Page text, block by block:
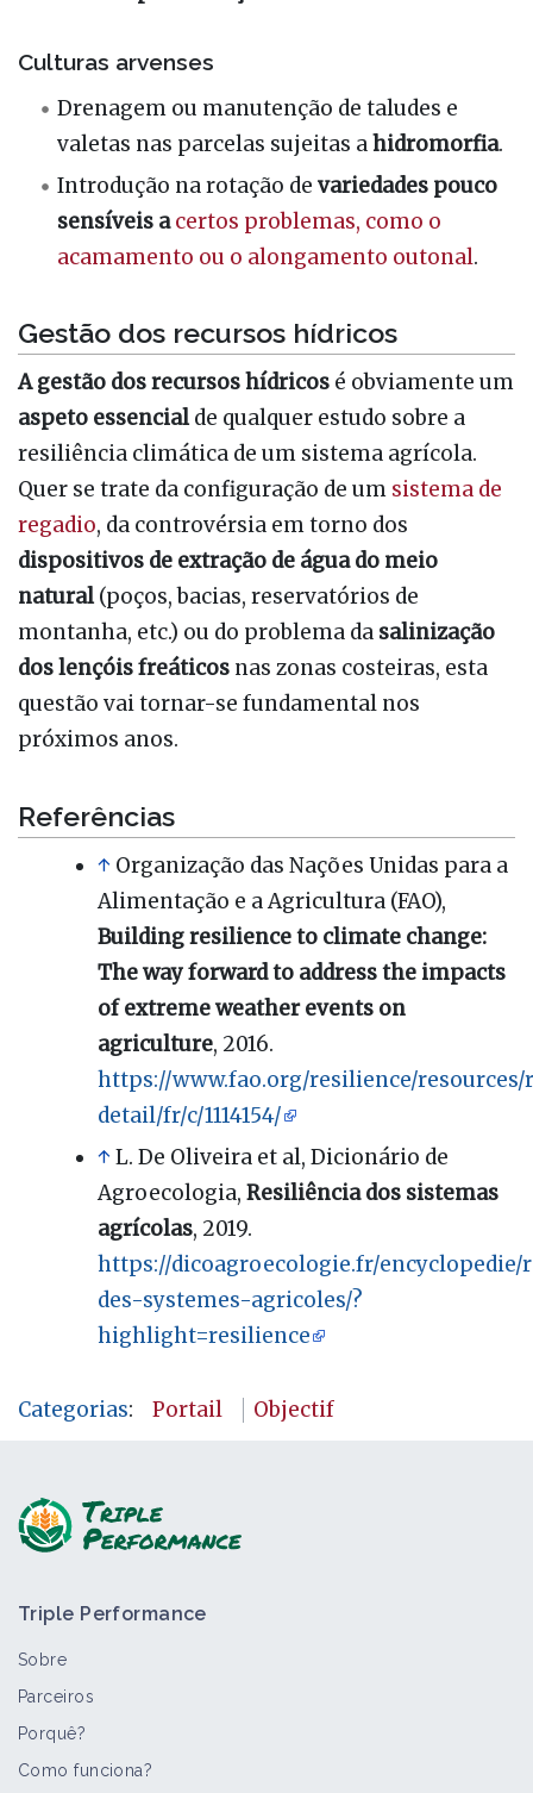
Culturas arvenses
Drenagem ou manutenção de taludes e
valetas nas parcelas sujeitas ahidromorfia.
Introdução na rotação devariedades pouco
sensíveis a certos problemas, como o
acamamento ou o alongamento outonal.
Gestão dos recursos hídricos
A gestão dos recursos hídricos é obviamente um
aspeto essencialde qualquer estudo sobre a
resiliência climática de um sistema agrícola.
Quer se trate da configuração de um sistema de
regadio, da controvérsia em torno dos
dispositivos de extração de água do meio
natural(poços, bacias, reservatórios de
montanha, etc.) ou do problema da salinização
dos lençóis freáticos nas zonas costeiras, esta
questão vai tornar-se fundamental nos
próximos anos.
Referências
↑ Organização das Nações Unidas para a
Alimentação e a Agricultura (FAO),
Building resilience to climate change:
The way forward to address the impacts
of extreme weather events on
agriculture, 2016.
https://www.fao.org/resilience/resources/
detail/fr/c/1114154/
↑L. De Oliveira et al, Dicionário de
Agroecologia,Resiliência dos sistemas
agrícolas, 2019.
https://dicoagroecologie.fr/
des-systemes-agricoles/?
highlight=resilience
Categorias: Portail Objectif
Triple Performance
Sobre
Parceiros
Porquê?
Como funciona?